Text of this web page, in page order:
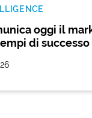
oggi il
di successo